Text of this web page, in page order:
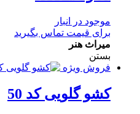
موجود در انبار
برای قیمت تماس بگیرید
میراث هنر
بستن
فروش ویژه
کشو گلویی کد 50